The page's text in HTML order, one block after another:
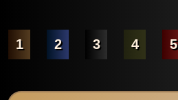
1 2 3 4 5